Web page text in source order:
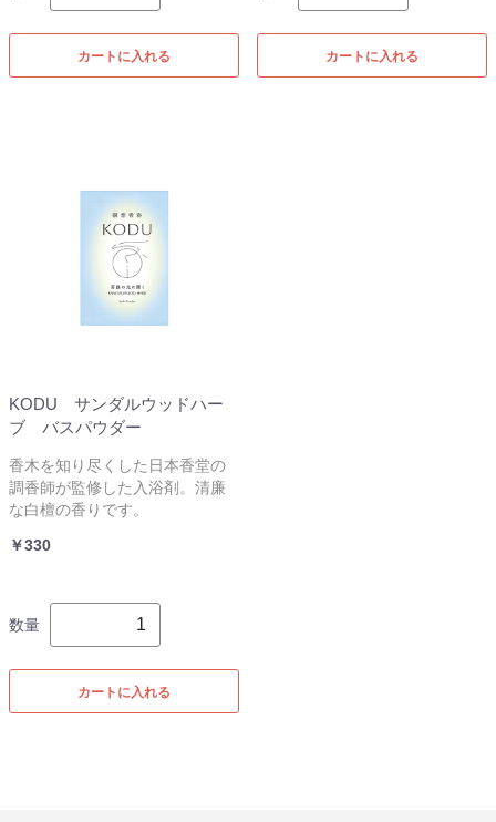
カートに入れる カートに入れる
KODU サンダルウッドハー
ブ バスパウダー
香木を知り尽くした日本香堂の
調香師が監修した入浴剤。清廉
な白檀の香りです。
￥330
数量
カートに入れる